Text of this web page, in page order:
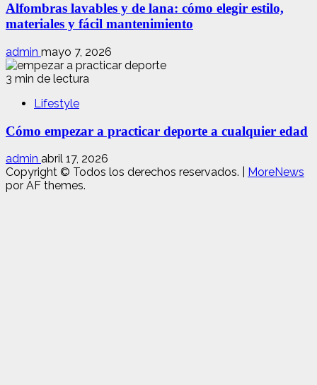
Alfombras lavables y de lana: cómo elegir estilo,
materiales y fácil mantenimiento
admin mayo 7, 2026
3 min de lectura
Lifestyle
Cómo empezar a practicar deporte a cualquier edad
admin abril 17, 2026
Copyright © Todos los derechos reservados.
MoreNews
por AF themes.